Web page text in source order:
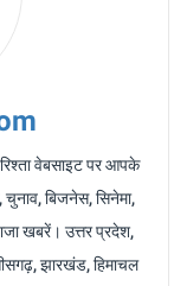
वेबसाइट पर आपके
चुनाव, बिजनेस, सिनेमा,
खबरें। उत्तर प्रदेश,
झारखंड, हिमाचल